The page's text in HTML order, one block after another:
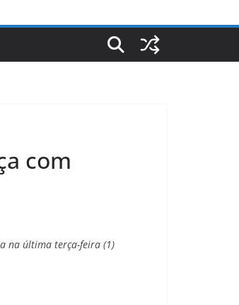
com
na última terça-feira (1)